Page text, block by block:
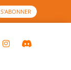
S'ABONNER